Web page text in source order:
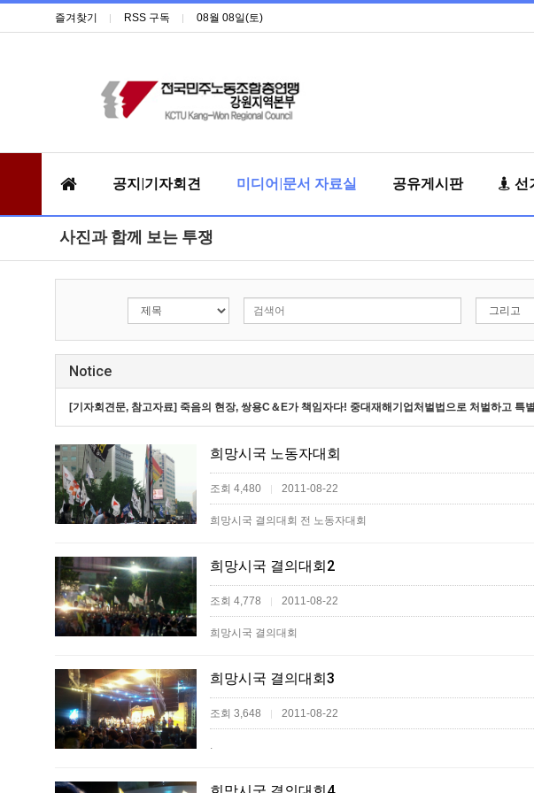
즐겨찾기 RSS 구독 08월 08일(토)
공지|기자회견 미디어|문서 자료실 공유게시판 선
사진과 함께 보는 투쟁
Notice
[기자회견문, 참고자료] 죽음의 현장, 쌍용C＆E가 책임자다! 중대재해기업처벌법으로 처벌하고 특
희망시국 노동자대회
조회 4,480 | 2011-08-22
희망시국 결의대회 전 노동자대회
희망시국 결의대회2
조회 4,778 | 2011-08-22
희망시국 결의대회
희망시국 결의대회3
조회 3,648 | 2011-08-22
.